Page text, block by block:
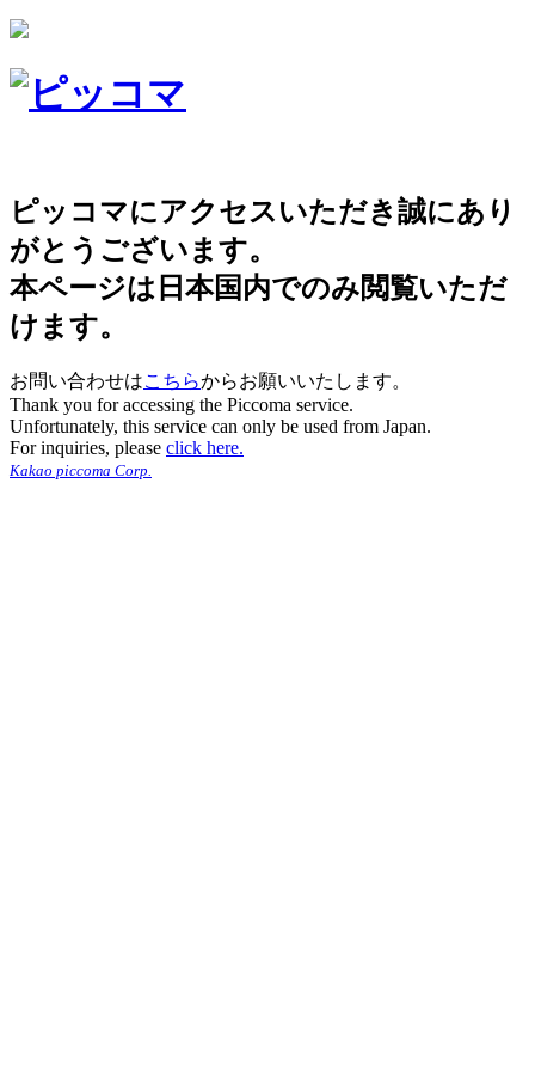
ピッコマにアクセスいただき誠にあり
がとうございます。
本ページは日本国内でのみ閲覧いただ
けます。
お問い合わせはこちらからお願いいたします。
Thank you for accessing the Piccoma service.
Unfortunately, this service can only be used from Japan.
For inquiries, please click here.
Kakao piccoma Corp.